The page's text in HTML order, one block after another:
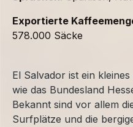
Exportierte
578.000 Säcke
El Salvador ist ein
wie das Bundesland
Bekannt sind vor allem
Surfplätze und die